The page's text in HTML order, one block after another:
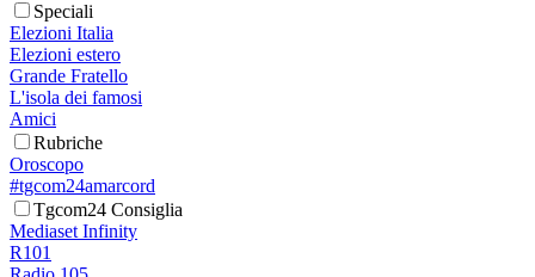
Speciali
Elezioni Italia
Elezioni estero
Grande Fratello
L'isola dei famosi
Amici
Rubriche
Oroscopo
#tgcom24amarcord
Tgcom24 Consiglia
Mediaset Infinity
R101